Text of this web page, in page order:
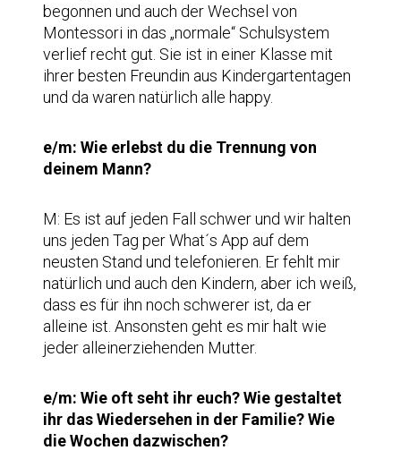
begonnen und auch der Wechsel von
Montessori in das „normale“ Schulsystem
verlief recht gut. Sie ist in einer Klasse mit
ihrer besten Freundin aus Kindergartentagen
und da waren natürlich alle happy.
e/m: Wie erlebst du die Trennung von
deinem Mann?
M: Es ist auf jeden Fall schwer und wir halten
uns jeden Tag per What´s App auf dem
neusten Stand und telefonieren. Er fehlt mir
natürlich und auch den Kindern, aber ich weiß,
dass es für ihn noch schwerer ist, da er
alleine ist. Ansonsten geht es mir halt wie
jeder alleinerziehenden Mutter.
e/m: Wie oft seht ihr euch? Wie gestaltet
ihr das Wiedersehen in der Familie? Wie
die Wochen dazwischen?